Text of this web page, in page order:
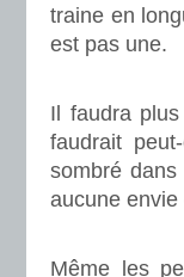
traine en
est pas une.
Il faudra
faudrait
sombré dans
aucune
Même les